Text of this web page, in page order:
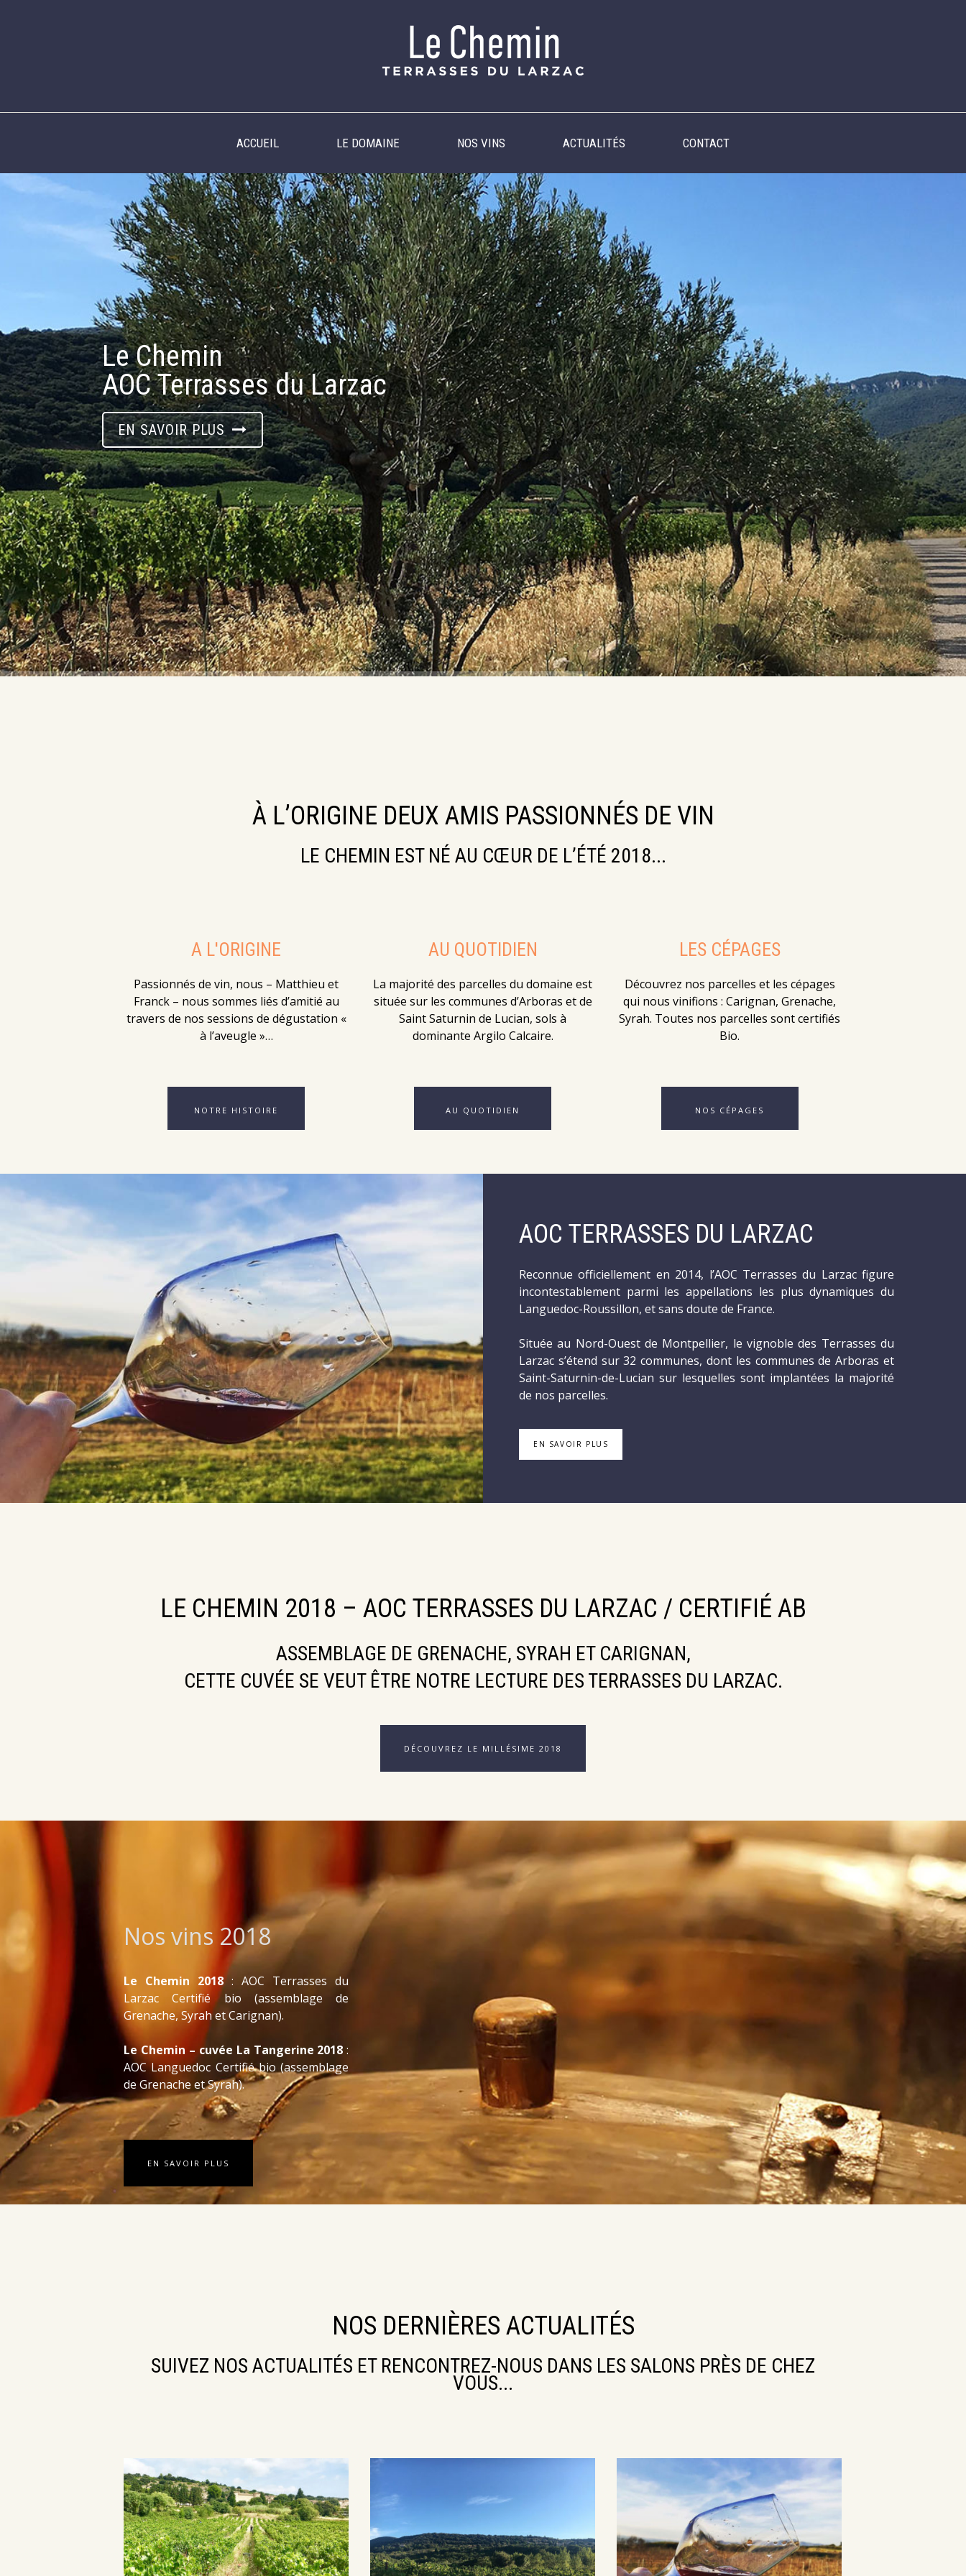
ACCUEIL LE DOMAINE NOS VINS ACTUALITÉS CONTACT
Le Chemin
AOC Terrasses du Larzac
EN SAVOIR PLUS
À L’ORIGINE DEUX AMIS PASSIONNÉS DE VIN
LE CHEMIN EST NÉ AU CŒUR DE L’ÉTÉ 2018...
A L'ORIGINE
Passionnés de vin, nous – Matthieu et
Franck – nous sommes liés d’amitié au
travers de nos sessions de dégustation «
à l’aveugle »…
NOTRE HISTOIRE
AU QUOTIDIEN
La majorité des parcelles du domaine est
située sur les communes d’Arboras et de
Saint Saturnin de Lucian, sols à
dominante Argilo Calcaire.
AU QUOTIDIEN
LES CÉPAGES
Découvrez nos parcelles et les cépages
qui nous vinifions : Carignan, Grenache,
Syrah. Toutes nos parcelles sont certifiés
Bio.
NOS CÉPAGES
AOC TERRASSES DU LARZAC
Reconnue officiellement en 2014, l’AOC Terrasses du Larzac figure
incontestablement parmi les appellations les plus dynamiques du
Languedoc-Roussillon, et sans doute de France.
Située au Nord-Ouest de Montpellier, le vignoble des Terrasses du
Larzac s’étend sur 32 communes, dont les communes de Arboras et
Saint-Saturnin-de-Lucian sur lesquelles sont implantées la majorité
de nos parcelles.
EN SAVOIR PLUS
LE CHEMIN 2018 – AOC TERRASSES DU LARZAC / CERTIFIÉ AB
ASSEMBLAGE DE GRENACHE, SYRAH ET CARIGNAN,
CETTE CUVÉE SE VEUT ÊTRE NOTRE LECTURE DES TERRASSES DU LARZAC.
DÉCOUVREZ LE MILLÉSIME 2018
Nos vins 2018
Le Chemin 2018: AOC Terrasses du
Larzac Certifié bio (assemblage de
Grenache, Syrah et Carignan).
Le Chemin – cuvée La Tangerine 2018 :
AOC Languedoc Certifié bio (assemblage
de Grenache et Syrah).
EN SAVOIR PLUS
NOS DERNIÈRES ACTUALITÉS
SUIVEZ NOS ACTUALITÉS ET RENCONTREZ-NOUS DANS LES SALONS PRÈS DE CHEZ
VOUS...